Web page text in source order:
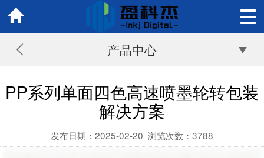
产品中心
PP系列单面四色高速喷墨轮转包装
解决方案
发布日期：2025-02-20 浏览次数：3788